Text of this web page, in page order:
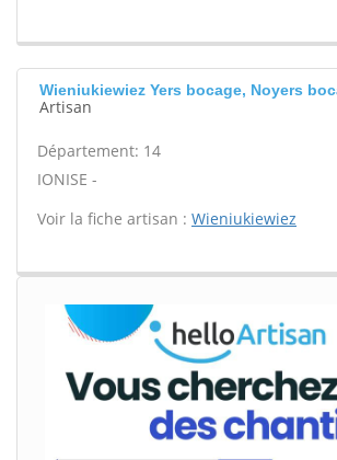
Wieniukiewiez Yers bocage, Noyers
Artisan
Département: 14
IONISE -
Voir la fiche artisan : Wieniukiewiez